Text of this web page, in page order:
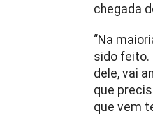
chegada
“Na
sido feito.
dele, vai
que
que vem